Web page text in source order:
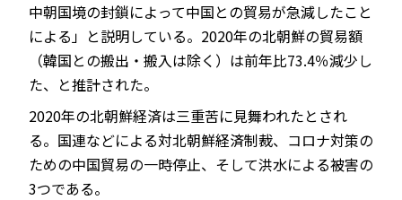
中朝国境の封鎖によって中国との貿易が急減したこと
による」と説明している。2020年の北朝鮮の貿易額
（韓国との搬出・搬入は除く）は前年比73.4％減少し
た、と推計された。
2020年の北朝鮮経済は三重苦に見舞われたとされ
る。国連などによる対北朝鮮経済制裁、コロナ対策の
ための中国貿易の一時停止、そして洪水による被害の
3つである。